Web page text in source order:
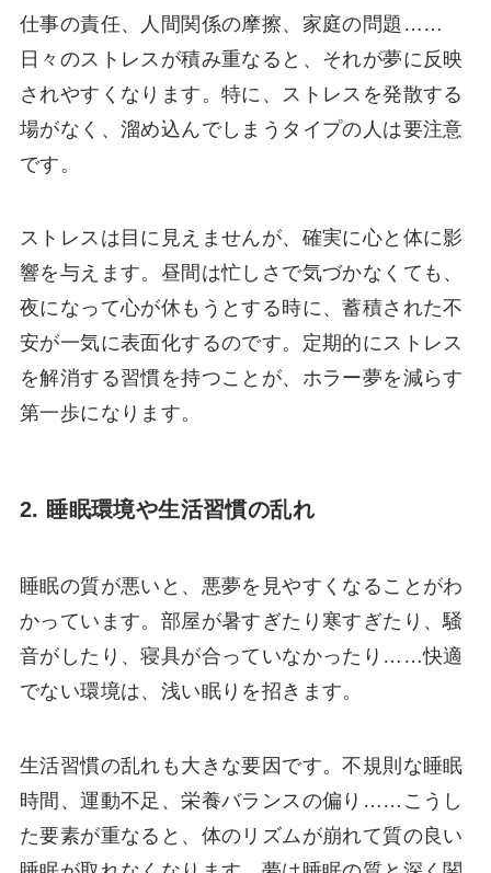
仕事の責任、人間関係の摩擦、家庭の問題……
日々のストレスが積み重なると、それが夢に反映
されやすくなります。特に、ストレスを発散する
場がなく、溜め込んでしまうタイプの人は要注意
です。
ストレスは目に見えませんが、確実に心と体に影
響を与えます。昼間は忙しさで気づかなくても、
夜になって心が休もうとする時に、蓄積された不
安が一気に表面化するのです。定期的にストレス
を解消する習慣を持つことが、ホラー夢を減らす
第一歩になります。
2. 睡眠環境や生活習慣の乱れ
睡眠の質が悪いと、悪夢を見やすくなることがわ
かっています。部屋が暑すぎたり寒すぎたり、騒
音がしたり、寝具が合っていなかったり……快適
でない環境は、浅い眠りを招きます。
生活習慣の乱れも大きな要因です。不規則な睡眠
時間、運動不足、栄養バランスの偏り……こうし
た要素が重なると、体のリズムが崩れて質の良い